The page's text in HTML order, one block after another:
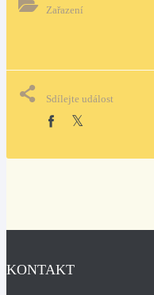
Zařazení
Sdílejte událost
KONTAKT